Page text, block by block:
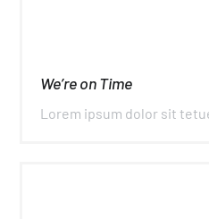
We’re on Time
Lorem ipsum dolor sit